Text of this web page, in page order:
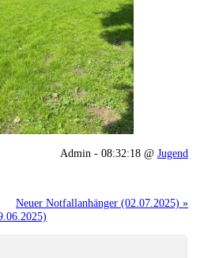
Admin - 08:32:18 @ Jugend
Neuer Notfallanhänger (02.07.2025) »